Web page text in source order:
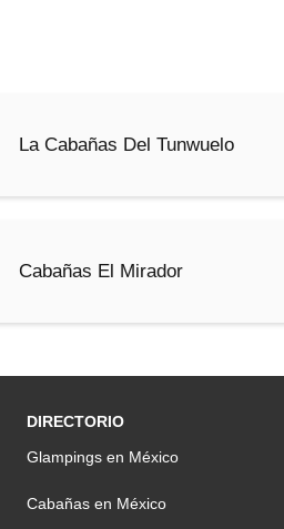
La Cabañas Del Tunwuelo
Cabañas El Mirador
DIRECTORIO
Glampings en México
Cabañas en México